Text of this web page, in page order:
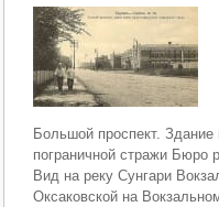
Большой проспект.
пограничной стражи Бюро
Вид на реку Сунгари
Оксаковской на